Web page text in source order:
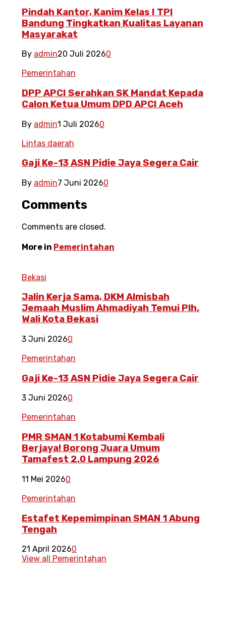
Pindah Kantor, Kanim Kelas I TPI
Bandung Tingkatkan Kualitas Layanan
Masyarakat
By admin20 Juli 20260
Pemerintahan
DPP APCI Serahkan SK Mandat Kepada
Calon Ketua Umum DPD APCI Aceh
By admin1 Juli 20260
Lintas daerah
Gaji Ke-13 ASN Pidie Jaya Segera Cair
By admin7 Juni 20260
Comments
Comments are closed.
More in Pemerintahan
Bekasi
Jalin Kerja Sama, DKM Almisbah
Jemaah Muslim Ahmadiyah Temui Plh.
Wali Kota Bekasi
3 Juni 20260
Pemerintahan
Gaji Ke-13 ASN Pidie Jaya Segera Cair
3 Juni 20260
Pemerintahan
PMR SMAN 1 Kotabumi Kembali
Berjaya! Borong Juara Umum
Tamafest 2.0 Lampung 2026
11 Mei 20260
Pemerintahan
Estafet Kepemimpinan SMAN 1 Abung
Tengah
21 April 20260
View all Pemerintahan